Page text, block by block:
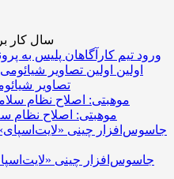
۴۸ سال
ورود تیم کارآگاهان پلیس به
اولین
تصاویر شیائومی
موهبتی: اصلاح نظام